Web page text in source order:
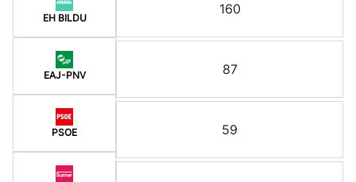
EH BILDU
EAJ-PNV
PSOE
160
87
59